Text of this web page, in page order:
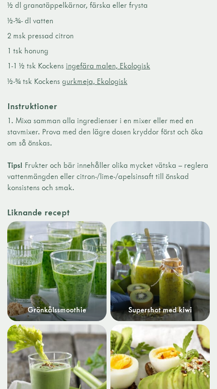
½ dl granatäppelkärnor, färska eller frysta
½-¾- dl vatten
2 msk pressad citron
1 tsk honung
1-1 ½ tsk Kockens ingefära malen, Ekologisk
½-¾ tsk Kockens gurkmeja, Ekologisk
Instruktioner
Mixa samman alla ingredienser i en mixer eller med en
stavmixer. Prova med den lägre dosen kryddor först och öka
om så önskas.
Tips! Frukter och bär innehåller olika mycket vätska – reglera
vattenmängden eller citron-/lime-/apelsinsaft till önskad
konsistens och smak.
Liknande recept
Grönkålssmoothie Supershot med kiwi